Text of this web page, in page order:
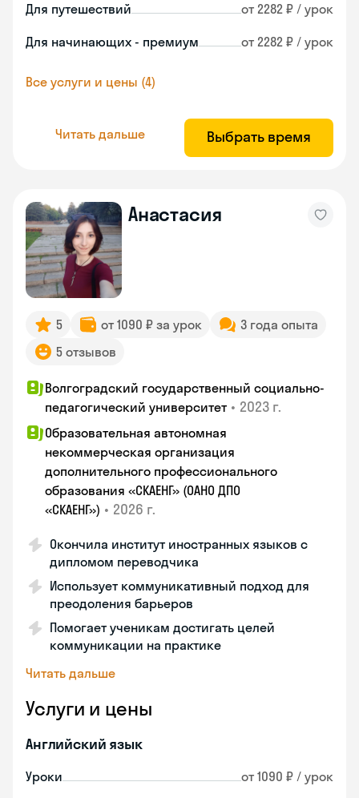
Для путешествий от 2282 ₽ / урок
Для начинающих - премиум от 2282 ₽ / урок
Все услуги и цены (4)
Читать дальше Выбрать время
Анастасия
5 от 1090 ₽ за урок
3 года опыта
5 отзывов
Волгоградский государственный социально-
педагогический университет • 2023 г.
Образовательная автономная
некоммерческая организация
дополнительного профессионального
образования «СКАЕНГ» (ОАНО ДПО
«СКАЕНГ») • 2026 г.
Окончила институт иностранных языков с
дипломом переводчика
Использует коммуникативный подход для
преодоления барьеров
Помогает ученикам достигать целей
коммуникации на практике
Читать дальше
Услуги и цены
Английский язык
Уроки от 1090 ₽ / урок